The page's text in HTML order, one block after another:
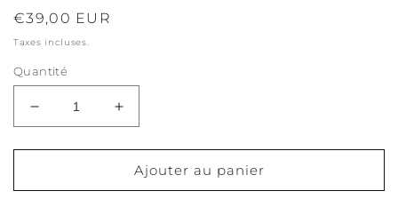
Prix
habituel
€39,00 EUR
Taxes incluses.
Quantité
Réduire
la
quantité
Spatule
Augmenter
la
quantité
de
Spatule
Ajouter au panier